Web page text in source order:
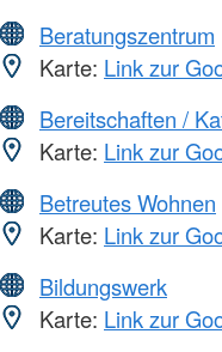
Beratungszentrum
Karte: Link zur
Bereitschaften /
Karte: Link zur
Betreutes Wohnen
Karte: Link zur
Bildungswerk
Karte: Link zur